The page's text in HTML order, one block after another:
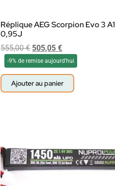
Réplique AEG Scorpion Evo 3 A1
0,95J
555,00€ 505,05€
-9% de remise aujourd'hui
Ajouter au panier